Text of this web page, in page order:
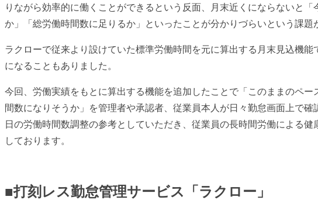
りながら効率的に働くことができるという反面、月末近くにならないと
か」「総労働時間数に足りるか」といったことが分かりづらいという課題
ラクローで従来より設けていた標準労働時間を元に算出する月末見込機
になることもありました。
今回、労働実績をもとに算出する機能を追加したことで「このままのペ
間数になりそうか」を管理者や承認者、従業員本人が日々勤怠画面上で
日の労働時間数調整の参考としていただき、従業員の長時間労働による
しております。
■打刻レス勤怠管理サービス「ラクロー」